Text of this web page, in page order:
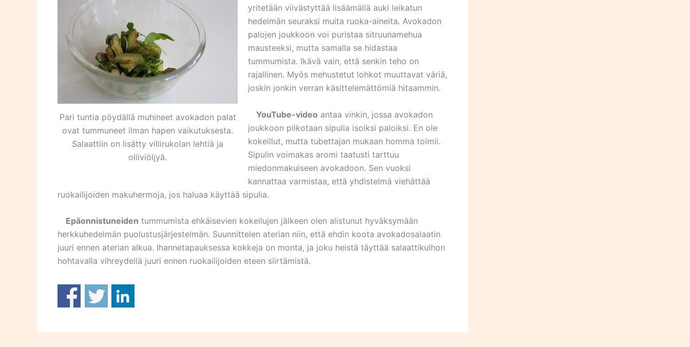
Pari tuntia pöydällä muhineet avokadon palat
ovat tummuneet ilman hapen vaikutuksesta.
Salaattiin on lisätty villirukolan lehtiä ja
oliiviöljyä.
yritetään viivästyttää lisäämällä auki leikatun
hedelmän seuraksi muita ruoka-aineita. Avokadon
palojen joukkoon voi puristaa sitruunamehua
mausteeksi, mutta samalla se hidastaa
tummumista. Ikävä vain, että senkin teho on
rajallinen. Myös mehustetut lohkot muuttavat väriä,
joskin jonkin verran käsittelemättömiä hitaammin.
YouTube-video antaa vinkin, jossa avokadon
joukkoon pilkotaan sipulia isoiksi paloiksi. En ole
kokeillut, mutta tubettajan mukaan homma toimii.
Sipulin voimakas aromi taatusti tarttuu
miedonmakuiseen avokadoon. Sen vuoksi
kannattaa varmistaa, että yhdistelmä viehättää
ruokailijoiden makuhermoja, jos haluaa käyttää sipulia.
Epäonnistuneiden tummumista ehkäisevien kokeilujen jälkeen olen alistunut hyväksymään
herkkuhedelmän puolustusjärjestelmän. Suunnittelen aterian niin, että ehdin koota avokadosalaatin
juuri ennen aterian alkua. Ihannetapauksessa kokkeja on monta, ja joku heistä täyttää salaattikulhon
hohtavalla vihreydellä juuri ennen ruokailijoiden eteen siirtämistä.